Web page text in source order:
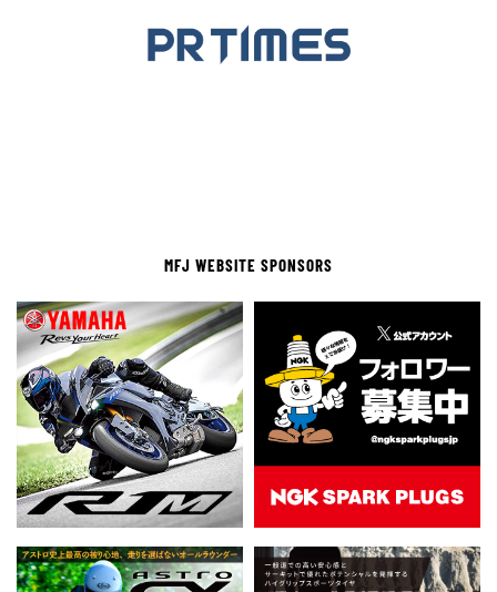
MFJ WEBSITE SPONSORS